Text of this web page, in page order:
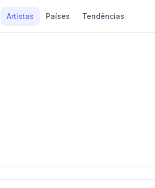
Artistas Países Tendências